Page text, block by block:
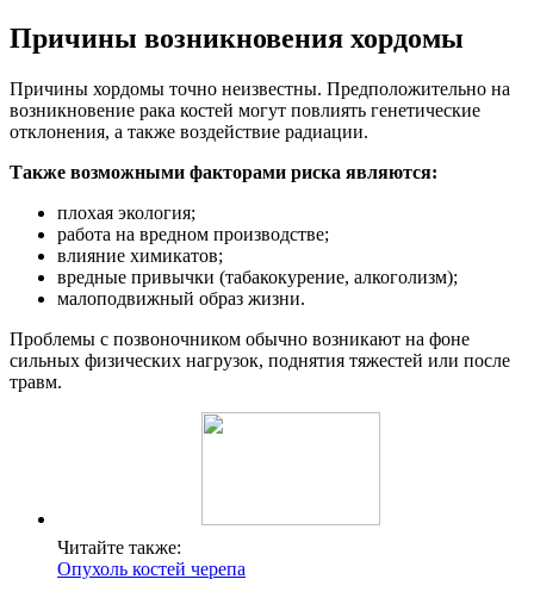
Причины возникновения хордомы
Причины хордомы точно неизвестны. Предположительно на
возникновение рака костей могут повлиять генетические
отклонения, а также воздействие радиации.
Также возможными факторами риска являются:
плохая экология;
работа на вредном производстве;
влияние химикатов;
вредные привычки (табакокурение, алкоголизм);
малоподвижный образ жизни.
Проблемы с позвоночником обычно возникают на фоне
сильных физических нагрузок, поднятия тяжестей или после
травм.
Читайте также:
Опухоль костей черепа